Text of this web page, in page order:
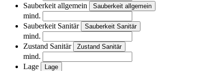
Sauberkeit allgemein
Sauberkeit allgemein
mind.
Sauberkeit Sanitär
Sauberkeit Sanitär
mind.
Zustand Sanitär
Zustand Sanitär
mind.
Lage
Lage